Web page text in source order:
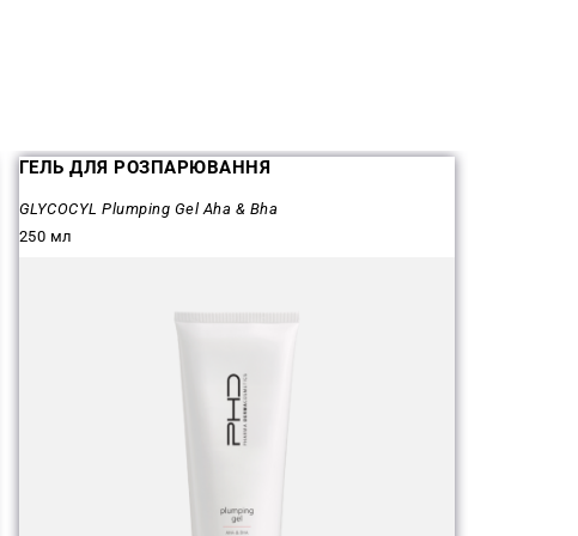
ГЕЛЬ ДЛЯ РОЗПАРЮВАННЯ
GLYCOCYL Plumping Gel Aha & Bha
250 мл